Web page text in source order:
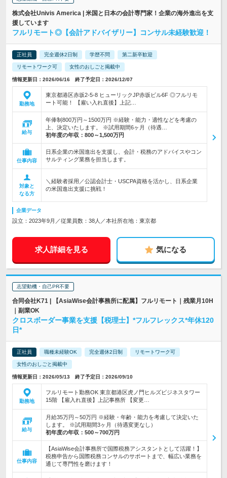
株式会社Univis America | 米国と日本の会計専門家！企業の海外進出を支
援しています
フルリモート◎【会計アドバイザリー】コンサル未経験歓迎！
正社員 完全週休2日制 学歴不問 第二新卒歓迎
リモートワーク可 女性のおしごと掲載中
情報更新日：2026/06/16 終了予定日：2026/12/07
勤務地
東京都港区赤坂2-5-8 ヒューリックJP赤坂ビル6F ◎フルリモ
ート可能！ 【雇い入れ直後】上記…
給与
年俸制800万円～1500万円 ※経験・能力・適性などを考慮の
上、決定いたします。 ※試用期間6ヶ月（待遇…
初年度の年収： 800～1,500万円
仕事内容
日系企業の米国進出を支援し、会計・税務のアドバイスやコン
サルティング業務を担当します。
対象と
なる方
＼経験者採用／公認会計士・USCPA資格を活かし、日系企業
の米国進出支援に挑戦！
企業データ
設立：2023年9月／従業員数：38人／本社所在地：東京都
求人詳細を見る 気になる
志望動機・自己PR不要
合同会社K71 | 【AsiaWise会計事務所に配属】フルリモート｜残業月10H
｜副業OK
クロスボーダー事業を支援【税理士】*フルフレックス*年休120
日*
正社員 職種未経験OK 完全週休2日制 リモートワーク可
女性のおしごと掲載中
情報更新日：2026/05/13 終了予定日：2026/09/10
勤務地
フルリモート勤務OK 東京都港区虎ノ門ヒルズビジネスタワー
15階 【雇入れ直後】上記事務所 【変更…
給与
月給35万円～50万円 ※経験・年齢・能力を考慮して決定いた
します。 ※試用期間3ヶ月（待遇変更なし）
初年度の年収： 500～700万円
仕事内容
【AsiaWise会計事務所で国際税務アシスタントとして活躍！】
税務申告から国際税務コンサルのサポートまで、幅広い業務を
通じて専門性を磨けます！